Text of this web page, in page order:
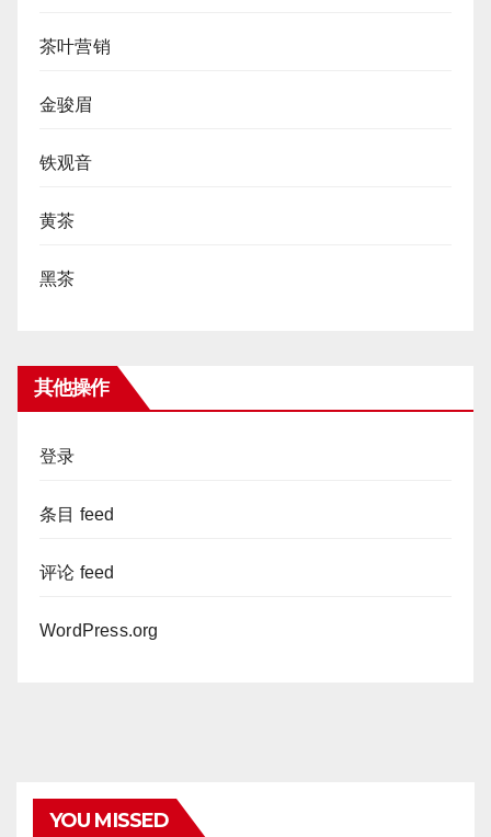
茶叶营销
金骏眉
铁观音
黄茶
黑茶
其他操作
登录
条目 feed
评论 feed
WordPress.org
YOU MISSED